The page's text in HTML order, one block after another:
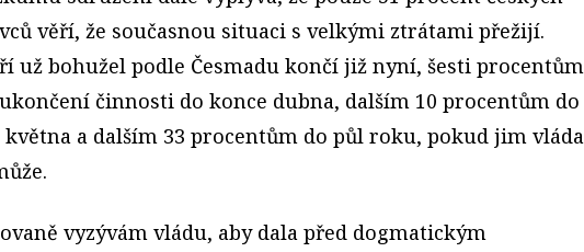
věří, že současnou situaci s velkými ztrátami přežijí.
už bohužel podle Česmadu končí již nyní, šesti procentům
činnosti do konce dubna, dalším 10 procentům do
května a dalším 33 procentům do půl roku, pokud jim vláda
vyzývám vládu, aby dala před dogmatickým